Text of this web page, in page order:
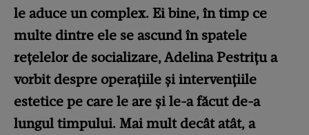
le aduce un complex. Ei bine, în timp ce
multe dintre ele se ascund în spatele
rețelelor de socializare, Adelina Pestrițu a
vorbit despre operațiile și intervențiile
estetice pe care le are și le-a făcut de-a
lungul timpului. Mai mult decât atât, a